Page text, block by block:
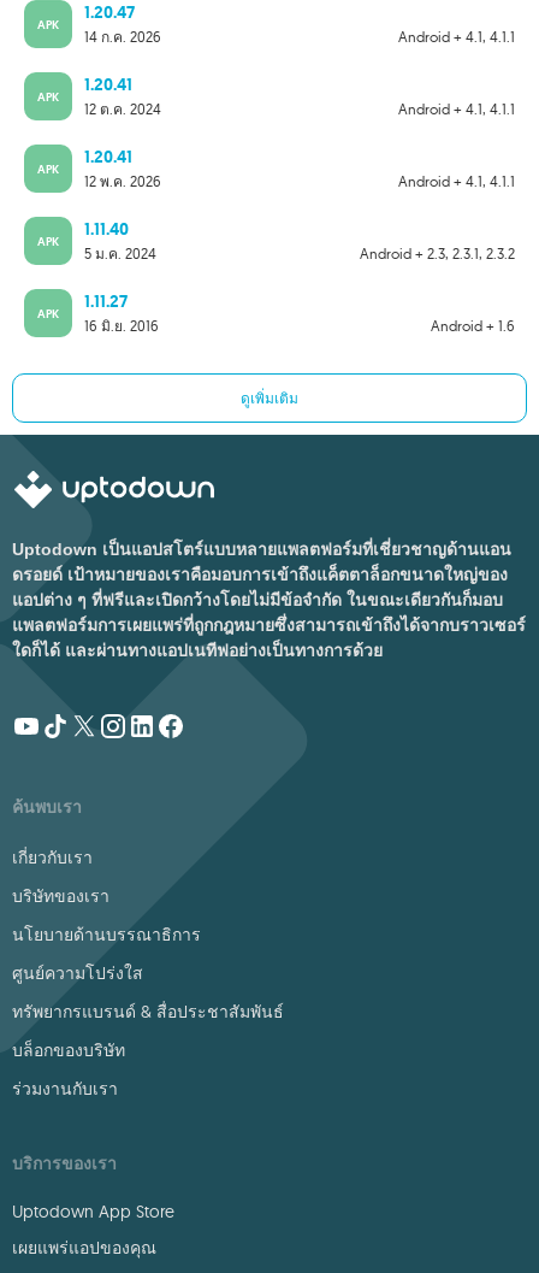
APK
1.20.47
Android + 4.1, 4.1.1
14 ก.ค. 2026
APK
1.20.41
Android + 4.1, 4.1.1
12 ต.ค. 2024
APK
1.20.41
Android + 4.1, 4.1.1
12 พ.ค. 2026
APK
1.11.40
Android + 2.3, 2.3.1, 2.3.2
5 ม.ค. 2024
APK
1.11.27
Android + 1.6
16 มิ.ย. 2016
ดูเพิ่มเติม
Uptodown เป็นแอปสโตร์แบบหลายแพลตฟอร์มที่เชี่ยวชาญด้านแอน
ดรอยด์ เป้าหมายของเราคือมอบการเข้าถึงแค็ตตาล็อกขนาดใหญ่ของ
แอปต่าง ๆ ที่ฟรีและเปิดกว้างโดยไม่มีข้อจำกัด ในขณะเดียวกันก็มอบ
แพลตฟอร์มการเผยแพร่ที่ถูกกฎหมายซึ่งสามารถเข้าถึงได้จากบราวเซอร์
ใดก็ได้ และผ่านทางแอปเนทีฟอย่างเป็นทางการด้วย
ค้นพบเรา
เกี่ยวกับเรา
บริษัทของเรา
นโยบายด้านบรรณาธิการ
ศูนย์ความโปร่งใส
ทรัพยากรแบรนด์ & สื่อประชาสัมพันธ์
บล็อกของบริษัท
ร่วมงานกับเรา
บริการของเรา
Uptodown App Store
เผยแพร่แอปของคุณ